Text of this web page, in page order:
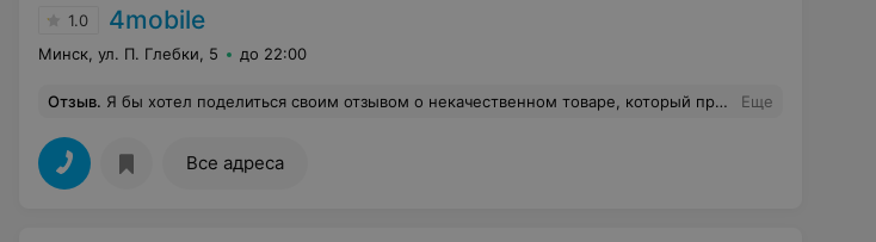
1.0 4mobile
Минск, ул. П. Глебки, 5 до 22:00
Отзыв. Я бы хотел поделиться своим отзывом о некачественном товаре, который приобрел недавно. Честно говоря, я не могу понять, как можно продавать такие некачественные товары и как этот магазин так и не закрылся. Весь опыт обслуживания и качество товара были ужасными. Во-первых, меня поразила агрессивная реклама, которую магазин проводил. Они не только засоряют почтовый ящик спамом, но и нагло навязывают свои товары на каждом углу интернета. Это создает впечатление, что они пытаются компенсировать низкое качество товаров через активную рекламу. Когда я, наконец, решил сделать заказ, то был полон надежд на то, что товар будет хотя бы со средним уровнем качества. Однако, мои ожидания совершенно не оправдались. Когда я распаковал посылку, мне стало понятно, что товар был слабо собран. Качество материалов, из которых был изготовлен товар, было сомнительным. Было видно, что он был сделан с пренебрежением к деталям, и при малейшем использовании, начал разваливаться. Еще
Все адреса